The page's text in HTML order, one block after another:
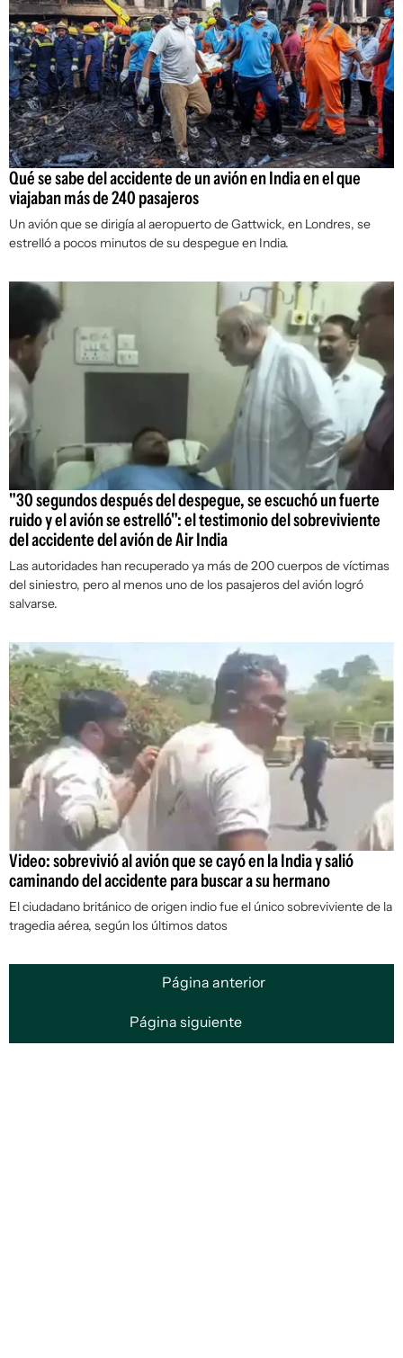
Qué se sabe del accidente de un avión en India en el que
viajaban más de 240 pasajeros
Un avión que se dirigía al aeropuerto de Gattwick, en Londres, se
estrelló a pocos minutos de su despegue en India.
"30 segundos después del despegue, se escuchó un fuerte
ruido y el avión se estrelló": el testimonio del sobreviviente
del accidente del avión de Air India
Las autoridades han recuperado ya más de 200 cuerpos de víctimas
del siniestro, pero al menos uno de los pasajeros del avión logró
salvarse.
Video: sobrevivió al avión que se cayó en la India y salió
caminando del accidente para buscar a su hermano
El ciudadano británico de origen indio fue el único sobreviviente de la
tragedia aérea, según los últimos datos
Página anterior
Página siguiente